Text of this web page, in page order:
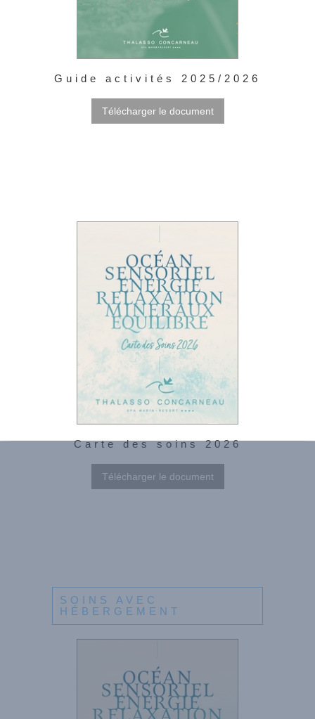
Guide activités 2025/2026
Télécharger le document
Carte des soins 2026
Télécharger le document
SOINS AVEC
HÉBERGEMENT